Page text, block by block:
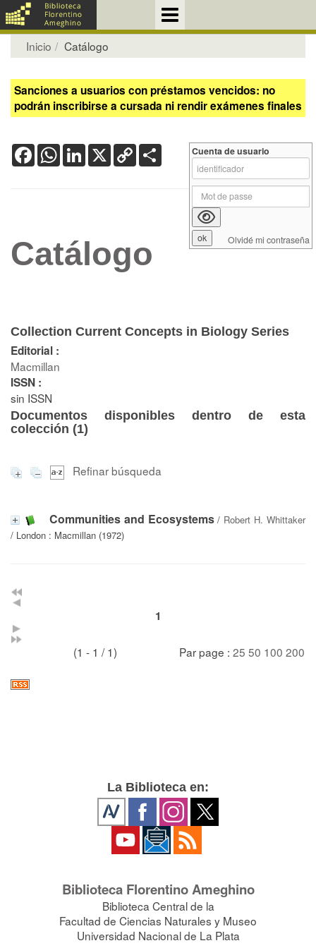
Inicio Catálogo
Sanciones a usuarios con préstamos vencidos: no
podrán inscribirse a cursada ni rendir exámenes finales
FacebookWhatsApp
LinkedIn
X Copy
Link
Catálogo
Collection Current Concepts in Biology Series
Editorial :
Macmillan
ISSN :
sin ISSN
Documentos disponibles dentro de esta
colección (1)
Refinar búsqueda
Communities and Ecosystems/ Robert H. Whittaker
/ London : Macmillan (1972)
1
(1 - 1 / 1) Par page : 25 50 100 200
Cuenta de usuario
Olvidé mi contraseña
La Biblioteca en:
Biblioteca Florentino Ameghino
Biblioteca Central de la
Facultad de Ciencias Naturales y Museo
Universidad Nacional de La Plata